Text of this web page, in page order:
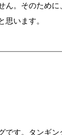
ん。そのため
います。
です。タンギ